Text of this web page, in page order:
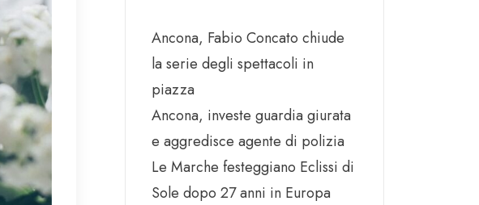
Ancona, Fabio Concato chiude
la serie degli spettacoli in
piazza
Ancona, investe guardia giurata
e aggredisce agente di polizia
Le Marche festeggiano Eclissi di
Sole dopo 27 anni in Europa